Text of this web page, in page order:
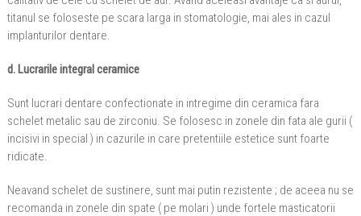
titanul se foloseste pe scara larga in stomatologie, mai ales in cazul
implanturilor dentare.
d. Lucrarile integral ceramice
Sunt lucrari dentare confectionate in intregime din ceramica fara
schelet metalic sau de zirconiu. Se folosesc in zonele din fata ale gurii (
incisivi in special ) in cazurile in care pretentiile estetice sunt foarte
ridicate.
Neavand schelet de sustinere, sunt mai putin rezistente ; de aceea nu se
recomanda in zonele din spate ( pe molari ) unde fortele masticatorii